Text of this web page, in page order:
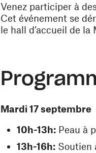
Venez participer à
Cet événement se
le hall d’accueil de
Mardi 17 septembre
10h-13h: Peau à
13h-16h: Soutien